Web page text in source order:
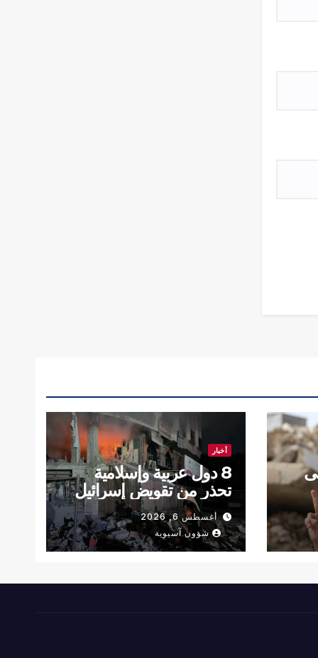
خليل
أخبار
8 دول عربية وإسلامية
تحذر من تقويض إسرائيل
لاتفاق غزة وترفض الضم
والتهجير
أغسطس 6, 2026
شؤون آسيوية